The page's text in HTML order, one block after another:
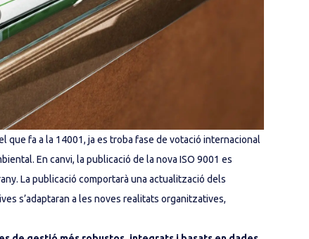
que fa a la 14001, ja es troba fase de votació internacional
En canvi, la publicació de la nova ISO 9001 es
La publicació comportarà una actualització dels
s’adaptaran a les noves realitats organitzatives,